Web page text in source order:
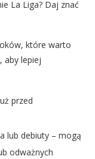
La Liga? Daj znać
które warto
aby lepiej
przed
lub debiuty – mogą
odważnych